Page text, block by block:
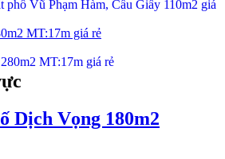
MT:17m giá rẻ
Dịch Vọng 180m2